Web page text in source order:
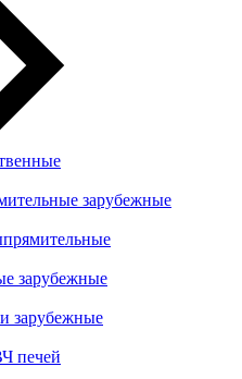
зарубежные
зарубежные
зарубежные
печей